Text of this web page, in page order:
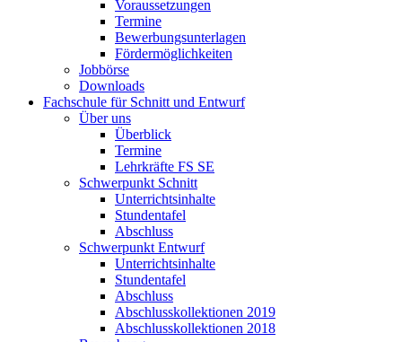
Voraussetzungen
Termine
Bewerbungsunterlagen
Fördermöglichkeiten
Jobbörse
Downloads
Fachschule für Schnitt und Entwurf
Über uns
Überblick
Termine
Lehrkräfte FS SE
Schwerpunkt Schnitt
Unterrichtsinhalte
Stundentafel
Abschluss
Schwerpunkt Entwurf
Unterrichtsinhalte
Stundentafel
Abschluss
Abschlusskollektionen 2019
Abschlusskollektionen 2018